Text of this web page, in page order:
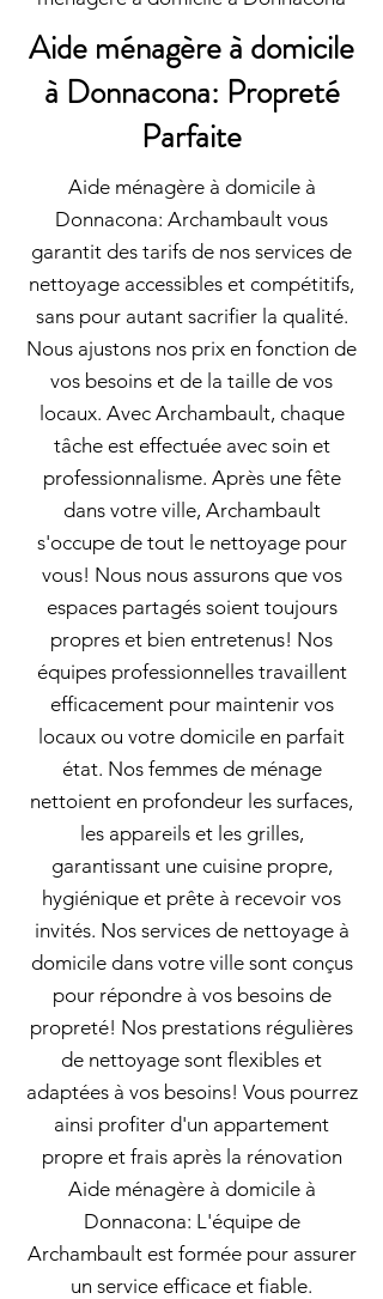
Aide ménagère à domicile
à Donnacona: Propreté
Parfaite
Aide ménagère à domicile à
Donnacona: Archambault vous
garantit des tarifs de nos services de
nettoyage accessibles et compétitifs,
sans pour autant sacrifier la qualité.
Nous ajustons nos prix en fonction de
vos besoins et de la taille de vos
locaux. Avec Archambault, chaque
tâche est effectuée avec soin et
professionnalisme. Après une fête
dans votre ville, Archambault
s'occupe de tout le nettoyage pour
vous! Nous nous assurons que vos
espaces partagés soient toujours
propres et bien entretenus! Nos
équipes professionnelles travaillent
efficacement pour maintenir vos
locaux ou votre domicile en parfait
état. Nos femmes de ménage
nettoient en profondeur les surfaces,
les appareils et les grilles,
garantissant une cuisine propre,
hygiénique et prête à recevoir vos
invités. Nos services de nettoyage à
domicile dans votre ville sont conçus
pour répondre à vos besoins de
propreté! Nos prestations régulières
de nettoyage sont flexibles et
adaptées à vos besoins! Vous pourrez
ainsi profiter d'un appartement
propre et frais après la rénovation
Aide ménagère à domicile à
Donnacona: L'équipe de
Archambault est formée pour assurer
un service efficace et fiable.